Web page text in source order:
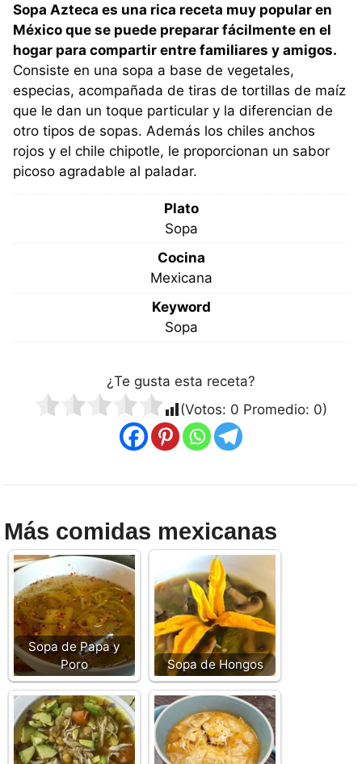
Sopa Azteca es una rica receta muy popular en
México que se puede preparar fácilmente en el
hogar para compartir entre familiares y amigos.
Consiste en una sopa a base de vegetales,
especias, acompañada de tiras de tortillas de maíz
que le dan un toque particular y la diferencian de
otro tipos de sopas. Además los chiles anchos
rojos y el chile chipotle, le proporcionan un sabor
picoso agradable al paladar.
Plato
Sopa
Cocina
Mexicana
Keyword
Sopa
¿Te gusta esta receta?
(Votos: 0 Promedio: 0)
Más comidas mexicanas
Sopa de Papa y
Poro
Sopa de Hongos